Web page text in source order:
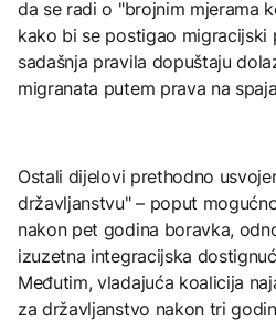
da se radi o "brojnim mjerama
kako bi se postigao migracijski
sadašnja pravila dopuštaju
migranata putem prava na
Ostali dijelovi prethodno
državljanstvu" – poput
nakon pet godina boravka,
izuzetna integracijska
Međutim, vladajuća koalicija
za državljanstvo nakon tri